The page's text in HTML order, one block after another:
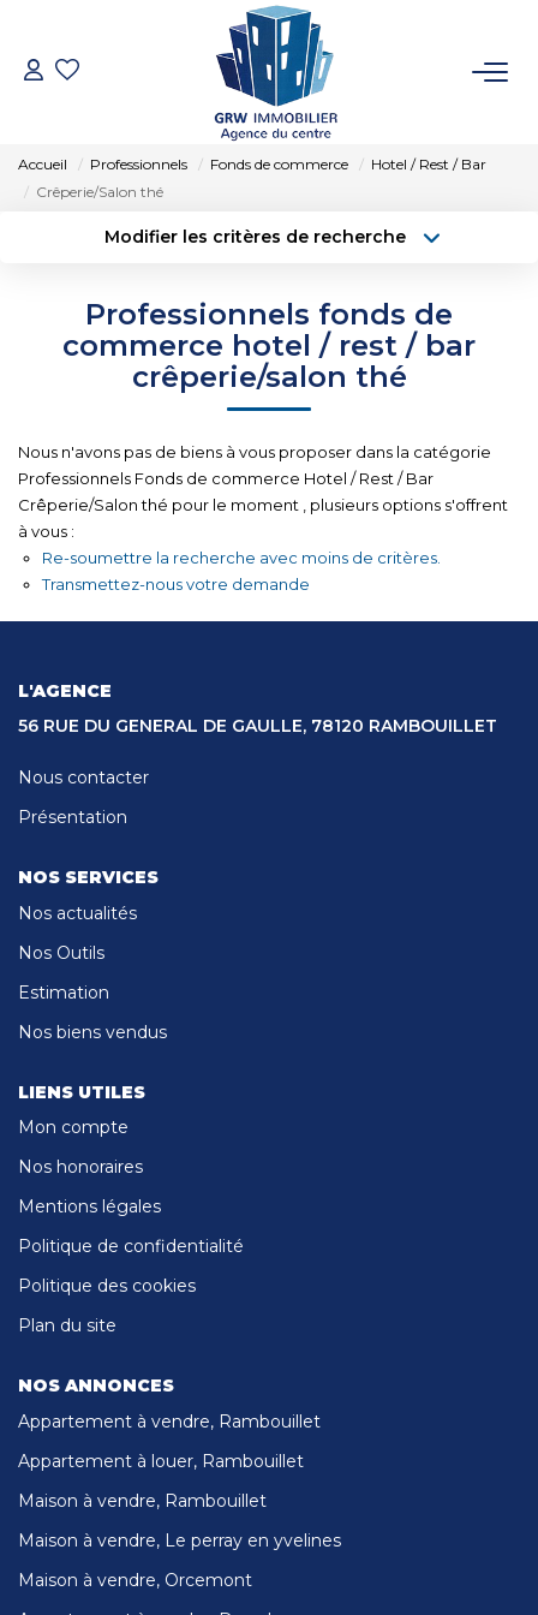
ACCUEIL
SYNDIC
ESTIMATION
NOTRE AGENCE
CONTACT
Accueil Professionnels Fonds de commerce
Hotel / Rest / Bar
Crêperie/Salon thé
Modifier les critères de recherche
Sélectionnez...
Type de bien
Surface min
Créer une alerte
Professionnels fonds de
commerce hotel / rest / bar
crêperie/salon thé
Nous n'avons pas de biens à vous proposer dans la catégorie
Professionnels Fonds de commerce Hotel / Rest / Bar
Crêperie/Salon thé pour le moment , plusieurs options s'offrent
à vous :
Re-soumettre la recherche avec moins de critères.
Transmettez-nous votre demande
L'AGENCE
56 RUE DU GENERAL DE GAULLE, 78120 RAMBOUILLET
Nous contacter
Présentation
NOS SERVICES
Nos actualités
Nos Outils
Estimation
Nos biens vendus
LIENS UTILES
Mon compte
Nos honoraires
Mentions légales
Politique de confidentialité
Politique des cookies
Plan du site
NOS ANNONCES
Appartement à vendre, Rambouillet
Appartement à louer, Rambouillet
Maison à vendre, Rambouillet
Maison à vendre, Le perray en yvelines
Maison à vendre, Orcemont